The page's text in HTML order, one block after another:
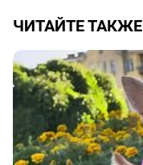
ЧИТАЙТЕ ТАКЖЕ